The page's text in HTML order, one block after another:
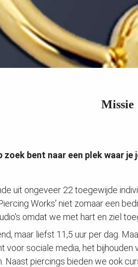
Missie
zoek bent naar een plek waar
uit ongeveer 22 toegewijde
Works' niet zomaar een
omdat we met hart en ziel
maar liefst 11,5 uur per dag.
sociale media, het
Naast piercings bieden we ook